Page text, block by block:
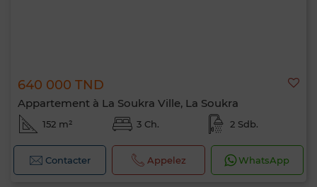
640 000 TND
Appartement à La Soukra Ville, La Soukra
152 m² 3 Ch. 2 Sdb.
Contacter Appelez WhatsApp